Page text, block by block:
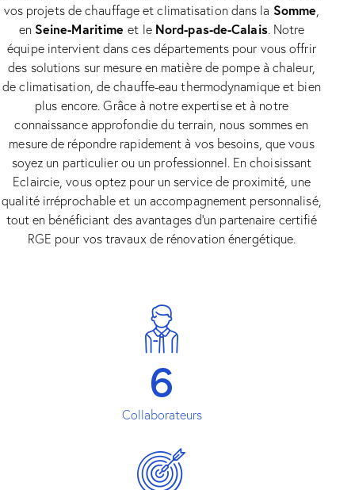
vos projets de chauffage et climatisation dans la Somme
en Seine-Maritimeet le Nord-pas-de-Calais. Notre
équipe intervient dans ces départements pour vous offrir
des solutions sur mesure en matière de pompe à chaleur,
de climatisation, de chauffe-eau thermodynamique et bien
plus encore. Grâce à notre expertise et à notre
connaissance approfondie du terrain, nous sommes en
mesure de répondre rapidement à vos besoins, que vous
soyez un particulier ou un professionnel. En choisissant
Eclaircie, vous optez pour un service de proximité, une
qualité irréprochable et un accompagnement personnalisé,
tout en bénéficiant des avantages d’un partenaire certifié
RGE pour vos travaux de rénovation énergétique.
6
Collaborateurs